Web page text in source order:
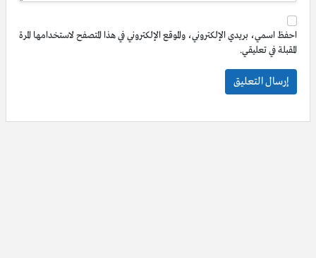
احفظ اسمي، بريدي الإلكتروني، والموقع الإلكتروني في هذا المتصفح لاستخدامها المرة
المقبلة في تعليقي.